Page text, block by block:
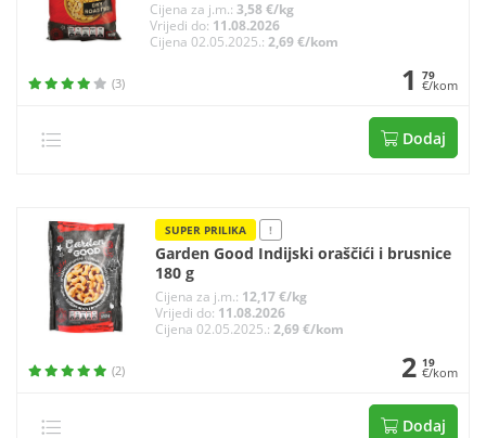
Cijena za j.m.:3,58 €/kg
Vrijedi do: 11.08.2026
Cijena 02.05.2025.:2,69 €/kom
(3) 1 79
€/kom
Dodaj
SUPER PRILIKA !
Garden Good Indijski oraščići i brusnice
180 g
Cijena za j.m.: 12,17 €/kg
Vrijedi do: 11.08.2026
Cijena 02.05.2025.: 2,69 €/kom
(2) 2 19
€/kom
Dodaj